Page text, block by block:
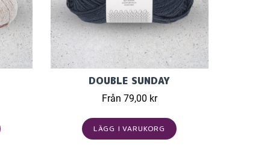
DOUBLE SUNDAY
Från 79,00 kr
LÄGG I VARUKORG